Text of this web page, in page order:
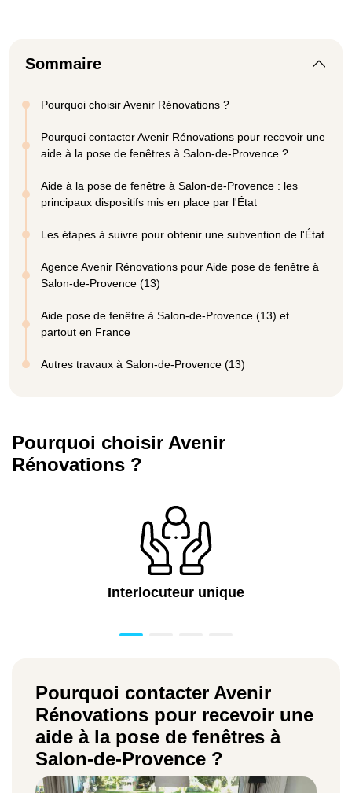
Sommaire
Pourquoi choisir Avenir Rénovations ?
Pourquoi contacter Avenir Rénovations pour recevoir une
aide à la pose de fenêtres à Salon-de-Provence ?
Aide à la pose de fenêtre à Salon-de-Provence : les
principaux dispositifs mis en place par l'État
Les étapes à suivre pour obtenir une subvention de l'État
Agence Avenir Rénovations pour Aide pose de fenêtre à
Salon-de-Provence (13)
Aide pose de fenêtre à Salon-de-Provence (13) et
partout en France
Autres travaux à Salon-de-Provence (13)
Pourquoi choisir Avenir
Rénovations ?
Interlocuteur unique
Pourquoi contacter Avenir
Rénovations pour recevoir une
aide à la pose de fenêtres à
Salon-de-Provence ?